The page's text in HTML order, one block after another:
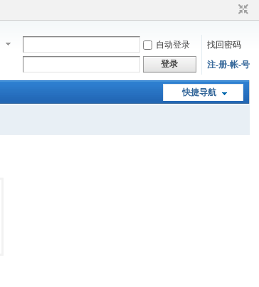
自动登录
找回密码
登录 注-册-帐-号
快捷导航